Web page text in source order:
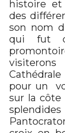
histoire et
des
son nom
qui fut
Cathédrale
pour un
sur la côte